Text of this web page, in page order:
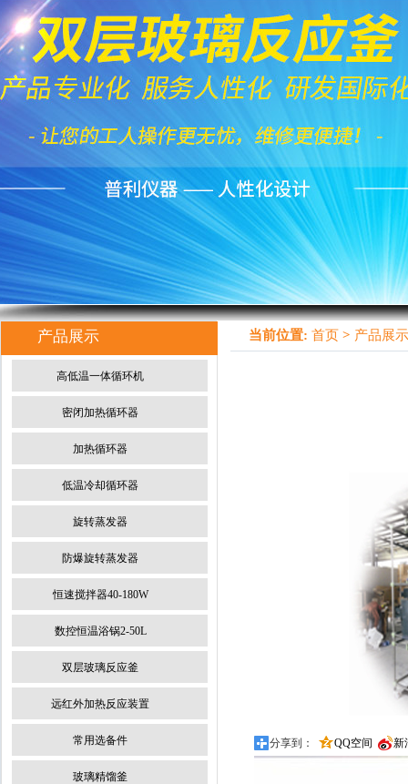
产品展示
高低温一体循环机
密闭加热循环器
加热循环器
低温冷却循环器
旋转蒸发器
防爆旋转蒸发器
恒速搅拌器40-180W
数控恒温浴锅2-50L
双层玻璃反应釜
远红外加热反应装置
常用选备件
玻璃精馏釜
当前位置: 首页 > 产品展示
分享到： QQ空间 新